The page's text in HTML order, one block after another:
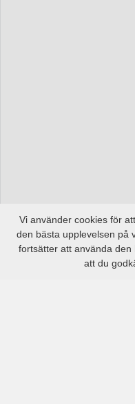
Vi använder cookies för
den bästa upplevelsen på
fortsätter att använda
att du